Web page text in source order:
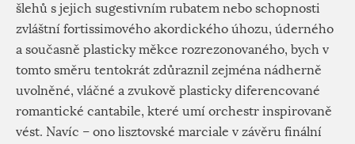
šlehů s jejich sugestivním rubatem nebo schopnosti
zvláštní fortissimového akordického úhozu, úderného
a současně plasticky měkce rozrezonovaného, bych v
tomto směru tentokrát zdůraznil zejména nádherně
uvolněné, vláčné a zvukově plasticky diferencované
romantické cantabile, které umí orchestr inspirovaně
vést. Navíc – ono lisztovské marciale v závěru finální